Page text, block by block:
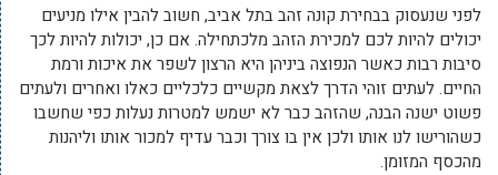
לפני שנעסוק בבחירת קונה זהב בתל אביב, חשוב להבין אילו מניעים
יכולים להיות לכם למכירת הזהב מלכתחילה. אם כן, יכולות להיות לכך
סיבות רבות כאשר הנפוצה ביניהן היא הרצון לשפר את איכות ורמת
החיים. לעתים זוהי הדרך לצאת מקשיים כלכליים כאלו ואחרים ולעתים
פשוט ישנה הבנה, שהזהב כבר לא ישמש למטרות נעלות כפי שחשבו
כשהורישו לנו אותו ולכן אין בו צורך וכבר עדיף למכור אותו וליהנות
מהכסף המזומן.